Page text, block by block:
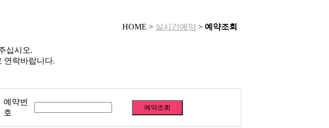
HOME > 실시간예약 > 예약조회
십시오.
연락바랍니다.
예약번
호